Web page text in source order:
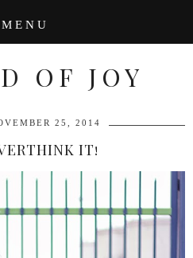
MENU
OF JOY
25, 2014
IT!